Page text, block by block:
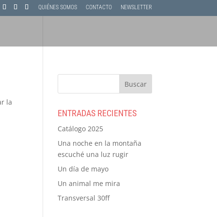
QUIÉNES SOMOS CONTACTO NEWSLETTER
la
ENTRADAS RECIENTES
Catálogo 2025
Una noche en la montaña
escuché una luz rugir
Un día de mayo
Un animal me mira
Transversal 30ff